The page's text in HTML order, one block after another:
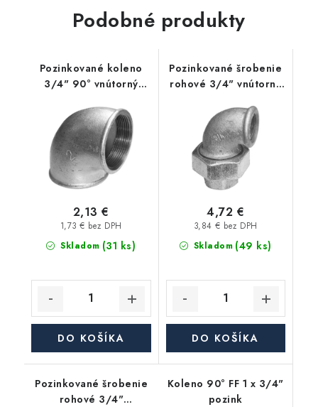
Podobné produkty
Pozinkované koleno
3/4" 90° vnútorný
Skladom (31 ks)
1,73 € bez DPH
2,13 €
DO KOŠÍKA
Pozinkované šrobenie
rohové 3/4" vnútorný
Skladom (49 ks)
3,84 € bez DPH
4,72 €
DO KOŠÍKA
Pozinkované šrobenie
rohové 3/4"
Koleno 90° FF 1 x 3/4"
pozink